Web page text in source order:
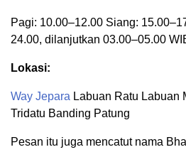
Pagi: 10.00–12.00 Siang:
24.00, dilanjutkan 03.00–05.00
Lokasi:
Way Jepara Labuan Ratu Labuan
Tridatu Banding Patung
Pesan itu juga mencatut nama